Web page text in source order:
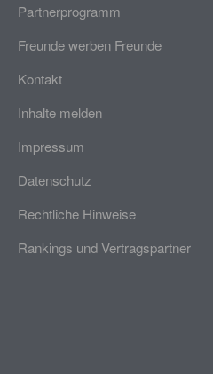
Partnerprogramm
Freunde werben Freunde
Kontakt
Inhalte melden
Impressum
Datenschutz
Rechtliche Hinweise
Rankings und Vertragspartner